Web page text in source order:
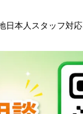
日本人スタッフ対応